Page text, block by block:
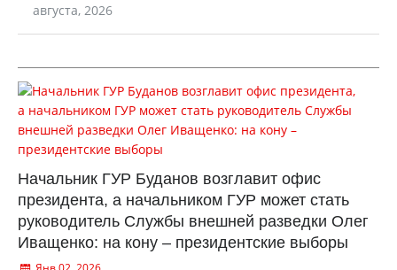
августа, 2026
Начальник ГУР Буданов возглавит офис
президента, а начальником ГУР может стать
руководитель Службы внешней разведки Олег
Иващенко: на кону – президентские выборы